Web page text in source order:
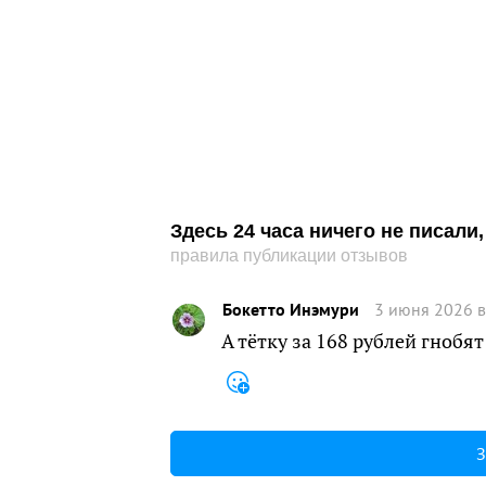
Здесь 24 часа ничего не
правила публикации отзывов
Бокетто Инэмури 3 июня 2026
А тётку за 168 рублей